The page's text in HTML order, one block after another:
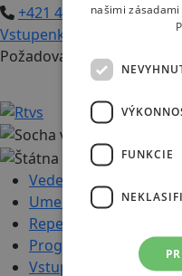
+421 48/245 71 20+421
Vstupenky
Požadovaná stránka sa
Vedenie
Umelecký súbor
Repertoár
Program
Vstupenky
našimi
FUNKCIE